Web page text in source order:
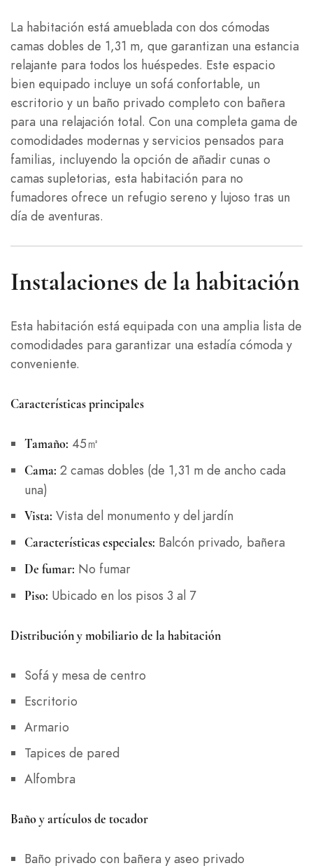
La habitación está amueblada con dos cómodas
camas dobles de 1,31 m, que garantizan una estancia
relajante para todos los huéspedes. Este espacio
bien equipado incluye un sofá confortable, un
escritorio y un baño privado completo con bañera
para una relajación total. Con una completa gama de
comodidades modernas y servicios pensados para
familias, incluyendo la opción de añadir cunas o
camas supletorias, esta habitación para no
fumadores ofrece un refugio sereno y lujoso tras un
día de aventuras.
Instalaciones de la habitación
Esta habitación está equipada con una amplia lista de
comodidades para garantizar una estadía cómoda y
conveniente.
Características principales
Tamaño: 45㎡
Cama: 2 camas dobles (de 1,31 m de ancho cada
una)
Vista: Vista del monumento y del jardín
Características especiales: Balcón privado, bañera
De fumar: No fumar
Piso: Ubicado en los pisos 3 al 7
Distribución y mobiliario de la habitación
Sofá y mesa de centro
Escritorio
Armario
Tapices de pared
Alfombra
Baño y artículos de tocador
Baño privado con bañera y aseo privado